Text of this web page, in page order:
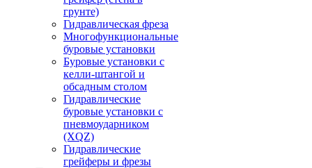
грунте)
Гидравлическая фреза
Многофункциональные
буровые установки
Буровые установки с
келли-штангой и
обсадным столом
Гидравлические
буровые установки с
пневмоударником
(XQZ)
Гидравлические
грейферы и фрезы